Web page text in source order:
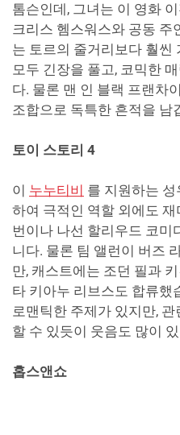
톰슨인데, 그녀는 이 영화
크리스 헴스워스와 공동 주
는 토르의 줄거리보다 훨씬
모두 긴장을 풀고, 코믹한
다. 물론 맨 인 블랙 프랜차
조합으로 독특한 흔적을 남
토이 스토리 4
이 누누티비 를 지원하는
하여 극적인 역할 외에도
번이나 나선 할리우드 코미
니다. 물론 팀 앨런이 버즈
만, 캐스트에는 조던 필과
타 키아누 리브스도 합류했
로맨틱한 주제가 있지만,
할 수 있듯이 웃음도 많이
홉스앤쇼